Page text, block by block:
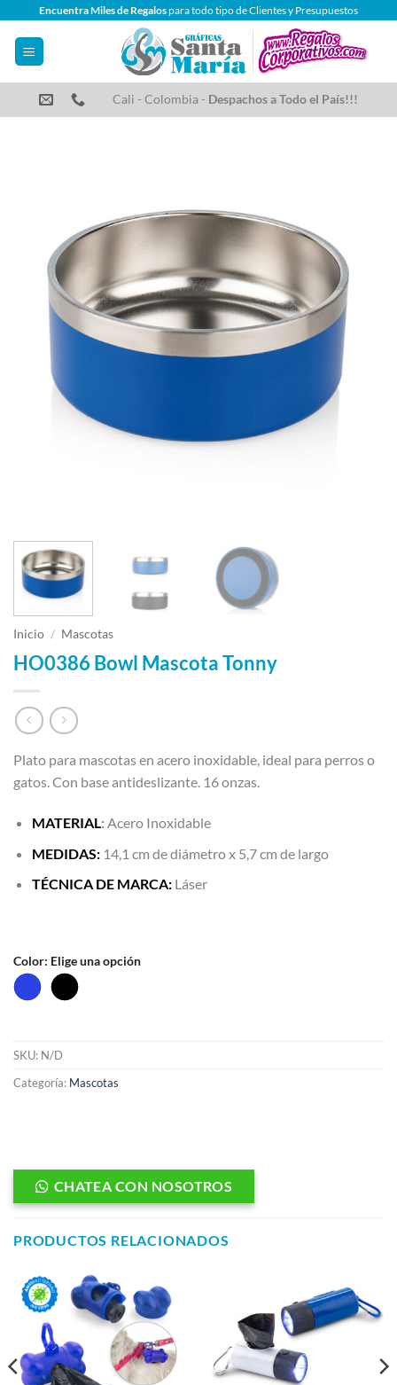
contenido
Encuentra Miles de Regalospara todo tipo de Clientes y Presupuestos
Cali - Colombia - Despachos a Todo el País!!!
Inicio / Mascotas
HO0386 Bowl Mascota Tonny
Plato para mascotas en acero inoxidable, ideal para perros o
gatos. Con base antideslizante. 16 onzas.
MATERIAL: Acero Inoxidable
MEDIDAS: 14,1 cm de diámetro x 5,7 cm de largo
TÉCNICA DE MARCA: Láser
Color: Elige una opción
SKU: N/D
Categoría: Mascotas
CHATEA CON NOSOTROS
PRODUCTOS RELACIONADOS